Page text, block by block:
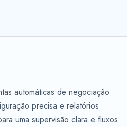
automáticas de negociação
precisa e relatórios
uma supervisão clara e fluxos